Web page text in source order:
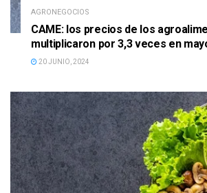
AGRONEGOCIOS
CAME: los precios de los
multiplicaron por 3,3 veces en
20 JUNIO, 2024